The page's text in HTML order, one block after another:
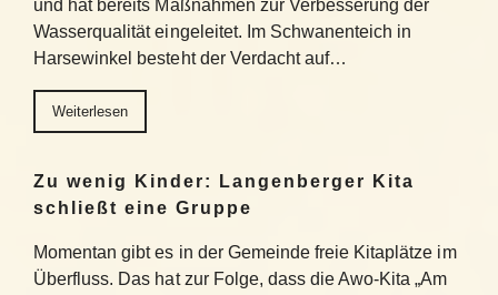
und hat bereits Maßnahmen zur Verbesserung der
Wasserqualität eingeleitet. Im Schwanenteich in
Harsewinkel besteht der Verdacht auf…
Weiterlesen
Zu wenig Kinder: Langenberger Kita
schließt eine Gruppe
Momentan gibt es in der Gemeinde freie Kitaplätze im
Überfluss. Das hat zur Folge, dass die Awo-Kita „Am